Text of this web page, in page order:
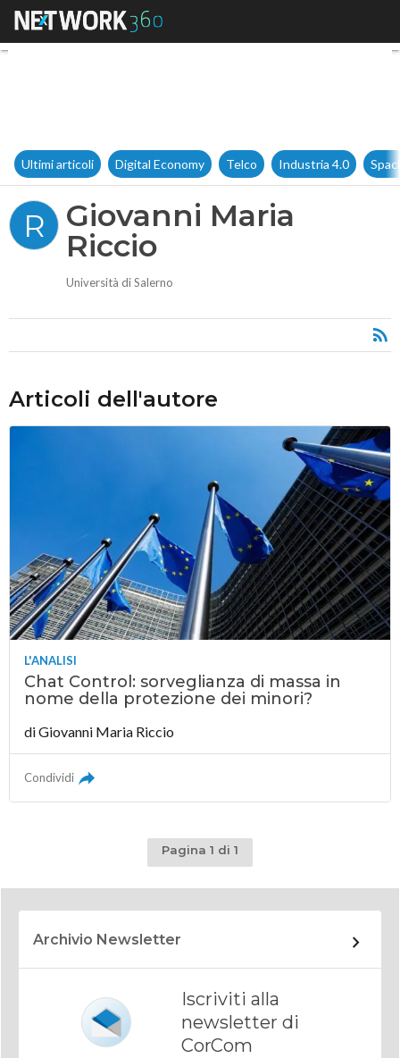
Giovanni Maria Riccio
Ultimi articoli Digital Economy Telco Industria 4.0
R
Giovanni Maria
Riccio
Università di Salerno
Articoli dell'autore
L'ANALISI
Chat Control: sorveglianza di massa in
nome della protezione dei minori?
diGiovanni Maria Riccio
Condividi
Pagina 1 di 1
Archivio Newsletter
Iscriviti alla
newsletter di
CorCom